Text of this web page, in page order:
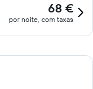
68 €
por noite, com taxas